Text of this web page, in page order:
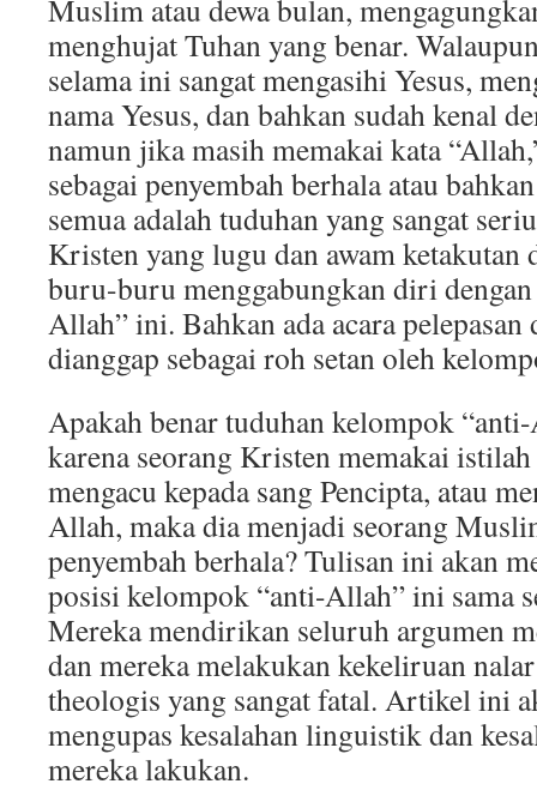
Muslim atau dewa bulan,
menghujat Tuhan yang benar.
selama ini sangat mengasihi Yesus,
nama Yesus, dan bahkan sudah kenal
namun jika masih memakai kata
sebagai penyembah berhala atau
semua adalah tuduhan yang sangat
Kristen yang lugu dan awam
buru-buru menggabungkan diri
Allah” ini. Bahkan ada acara
dianggap sebagai roh setan oleh
Apakah benar tuduhan kelompok
karena seorang Kristen memakai
mengacu kepada sang Pencipta, atau
Allah, maka dia menjadi seorang
penyembah berhala? Tulisan ini akan
posisi kelompok “anti-Allah” ini sama
Mereka mendirikan seluruh argumen
dan mereka melakukan kekeliruan
theologis yang sangat fatal. Artikel ini
mengupas kesalahan linguistik dan
mereka lakukan.